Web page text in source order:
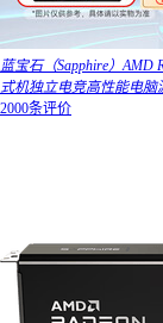
蓝宝石（Sapphire）AMD
式机独立电竞高性能电脑
2000条评价